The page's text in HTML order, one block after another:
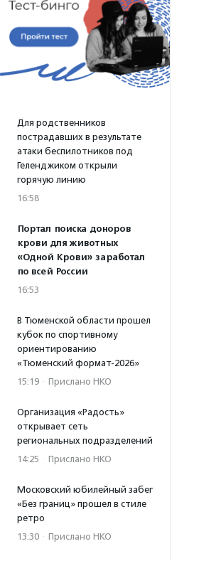
Для родственников
пострадавших в результате
атаки беспилотников под
Геленджиком открыли
горячую линию
16:58
Портал поиска доноров
крови для животных
«Одной Крови» заработал
по всей России
16:53
В Тюменской области прошел
кубок по спортивному
ориентированию
«Тюменский формат-2026»
15:19 · Прислано НКО
Организация «Радость»
открывает сеть
региональных подразделений
14:25 · Прислано НКО
Московский юбилейный забег
«Без границ» прошел в стиле
ретро
13:30 · Прислано НКО